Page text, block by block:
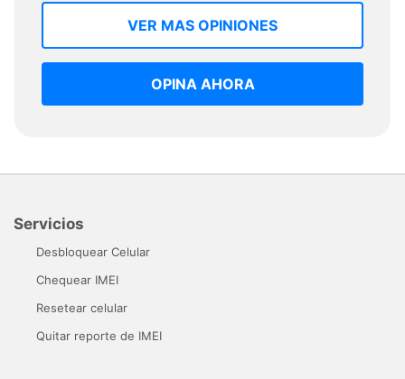
VER MAS OPINIONES
OPINA AHORA
Servicios
Desbloquear Celular
Chequear IMEI
Resetear celular
Quitar reporte de IMEI